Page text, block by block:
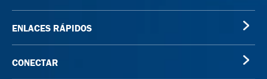
ENLACES RÁPIDOS
CONECTAR